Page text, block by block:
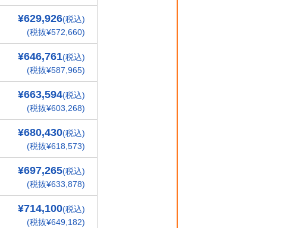
¥629,926(税込)
(税抜¥572,660)
¥646,761(税込)
(税抜¥587,965)
¥663,594(税込)
(税抜¥603,268)
¥680,430(税込)
(税抜¥618,573)
¥697,265(税込)
(税抜¥633,878)
¥714,100(税込)
(税抜¥649,182)